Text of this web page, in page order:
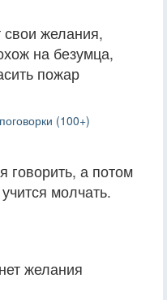
свои желания,
на безумца,
пожар
(100+)
говорить, а потом
молчать.
желания